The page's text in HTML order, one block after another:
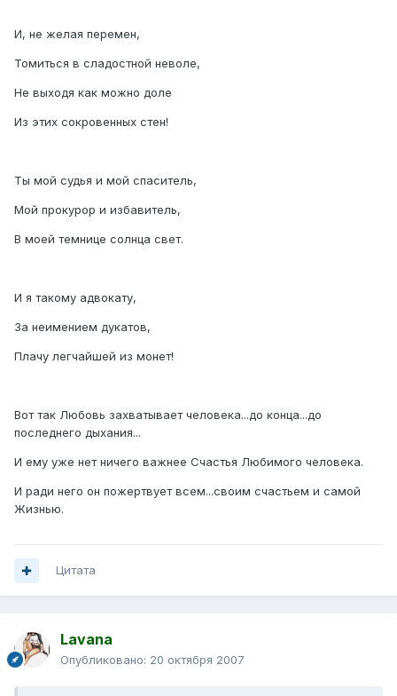
И, не желая перемен,
Томиться в сладостной неволе,
Не выходя как можно доле
Из этих сокровенных стен!
Ты мой судья и мой спаситель,
Мой прокурор и избавитель,
В моей темнице солнца свет.
И я такому адвокату,
За неимением дукатов,
Плачу легчайшей из монет!
Вот так Любовь захватывает человека...до конца...до
последнего дыхания...
И ему уже нет ничего важнее Счастья Любимого человека.
И ради него он пожертвует всем...своим счастьем и самой
Жизнью.
Цитата
Lavana
Опубликовано: 20 октября 2007